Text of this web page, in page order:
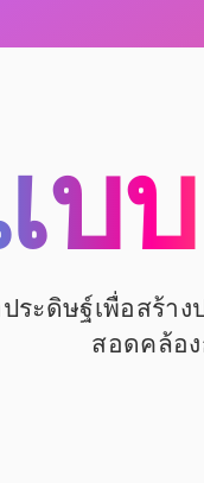
บ
ระดิษฐ์เพื่อสร้า
สอดคล้อ